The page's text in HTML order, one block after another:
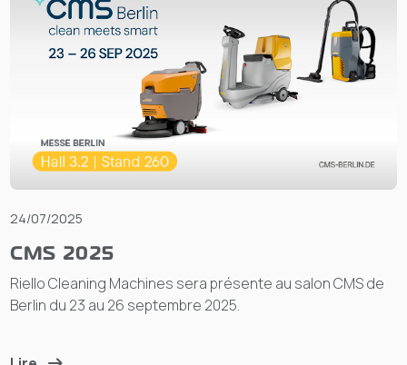
24/07/2025
CMS 2025
Riello Cleaning Machines sera présente au salon CMS de
Berlin du 23 au 26 septembre 2025.